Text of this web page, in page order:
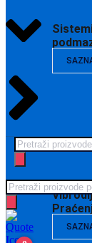
Products
search
Products
search